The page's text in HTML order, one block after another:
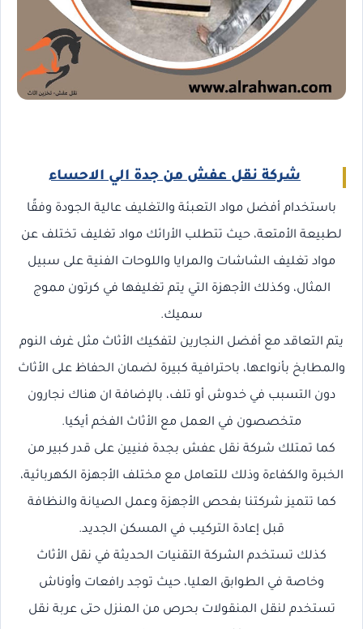
شركة نقل عفش من جدة الي الاحساء
باستخدام أفضل مواد التعبئة والتغليف عالية الجودة وفقًا
لطبيعة الأمتعة، حيث تتطلب الأرائك مواد تغليف تختلف عن
مواد تغليف الشاشات والمرايا واللوحات الفنية على سبيل
المثال، وكذلك الأجهزة التي يتم تغليفها في كرتون مموج
سميك.
يتم التعاقد مع أفضل النجارين لتفكيك الأثاث مثل غرف النوم
والمطابخ بأنواعها، باحترافية كبيرة لضمان الحفاظ على الأثاث
دون التسبب في خدوش أو تلف، بالإضافة ان هناك نجارون
متخصصون في العمل مع الأثاث الفخم أيكيا.
كما تمتلك شركة نقل عفش بجدة فنيين على قدر كبير من
الخبرة والكفاءة وذلك للتعامل مع مختلف الأجهزة الكهربائية،
كما تتميز شركتنا بفحص الأجهزة وعمل الصيانة والنظافة
قبل إعادة التركيب في المسكن الجديد.
كذلك تستخدم الشركة التقنيات الحديثة في نقل الأثاث
وخاصة في الطوابق العليا، حيث توجد رافعات وأوناش
تستخدم لنقل المنقولات بحرص من المنزل حتى عربة نقل